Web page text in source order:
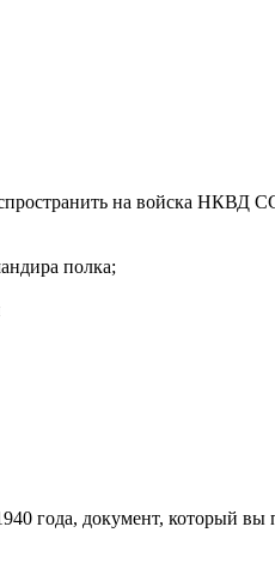
на войска НКВД
полка;
года, документ, который вы